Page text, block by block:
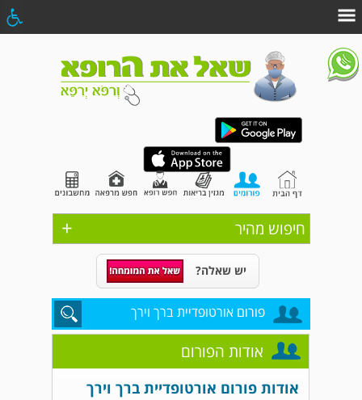
+ חיפוש מהיר
יש שאלה?
פורום אורטופדיית ברך וירך
אודות הפורום
אודות פורום אורטופדיית ברך וירך